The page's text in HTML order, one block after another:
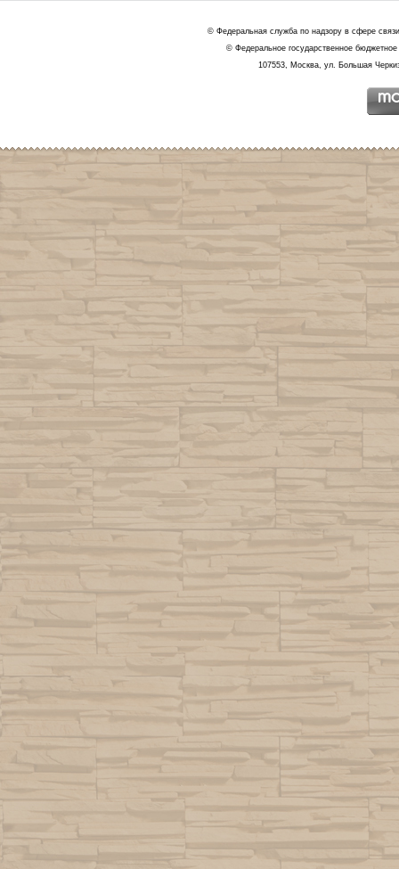
© Федеральная служба по надзору в сфере
© Федеральное государственное
107553, Москва, ул. Большая